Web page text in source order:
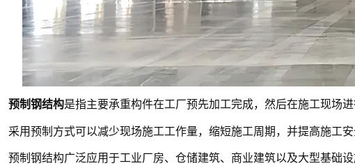
预制钢结构是指主要承重构件在工厂预先加工完成，然后在施工现场
采用预制方式可以减少现场施工工作量，缩短施工周期，并提高施工
预制钢结构广泛应用于工业厂房、仓储建筑、商业建筑以及大型基础设